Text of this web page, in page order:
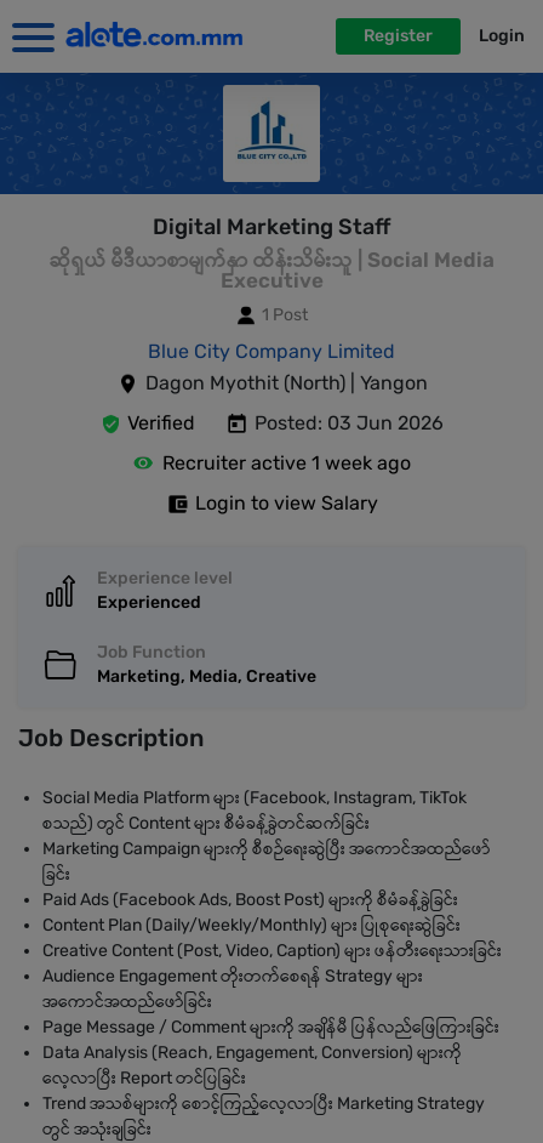
Register Login
Digital Marketing Staff
ဆိုရှယ် မီဒီယာစာမျက်နှာ ထိန်းသိမ်းသူ | Social Media
Executive
1 Post
Blue City Company Limited
Dagon Myothit (North) | Yangon
Verified
Posted: 03 Jun 2026
Recruiter active 1 week ago
Login to view Salary
Experience level
Experienced
Job Function
Marketing, Media, Creative
Job Description
Social Media Platform များ (Facebook, Instagram, TikTok
စသည်) တွင် Content များ စီမံခန့်ခွဲတင်ဆက်ခြင်း
Marketing Campaign များကို စီစဉ်ရေးဆွဲပြီး အကောင်အထည်ဖော်
ခြင်း
Paid Ads (Facebook Ads, Boost Post) များကို စီမံခန့်ခွဲခြင်း
Content Plan (Daily/Weekly/Monthly) များ ပြုစုရေးဆွဲခြင်း
Creative Content (Post, Video, Caption) များ ဖန်တီးရေးသားခြင်း
Audience Engagement တိုးတက်စေရန် Strategy များ
အကောင်အထည်ဖော်ခြင်း
Page Message / Comment များကို အချိန်မီ ပြန်လည်ဖြေကြားခြင်း
Data Analysis (Reach, Engagement, Conversion) များကို
လေ့လာပြီး Report တင်ပြခြင်း
Trend အသစ်များကို စောင့်ကြည့်လေ့လာပြီး Marketing Strategy
တွင် အသုံးချခြင်း